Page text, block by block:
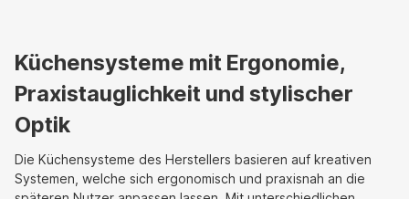
Küchensysteme mit Ergonomie,
Praxistauglichkeit und stylischer
Optik
Die Küchensysteme des Herstellers basieren auf kreativen
Systemen, welche sich ergonomisch und praxisnah an die